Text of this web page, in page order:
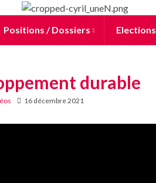
Positions / Dossiers Elections
durable
16 décembre 2021